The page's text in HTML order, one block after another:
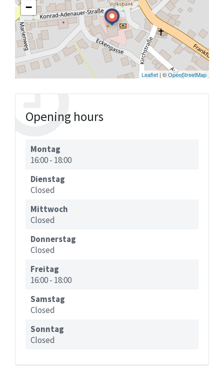
−
Leaflet | ©OpenStreetMap
Opening hours
Montag
16:00- 18:00
Dienstag
Closed
Mittwoch
Closed
Donnerstag
Closed
Freitag
16:00- 18:00
Samstag
Closed
Sonntag
Closed